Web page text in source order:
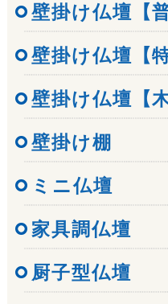
壁掛け仏壇【
壁掛け仏壇【
壁掛け仏壇【
壁掛け棚
ミニ仏壇
家具調仏壇
厨子型仏壇